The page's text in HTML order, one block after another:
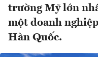
trường Mỹ lớn
một doanh
Hàn Quốc.